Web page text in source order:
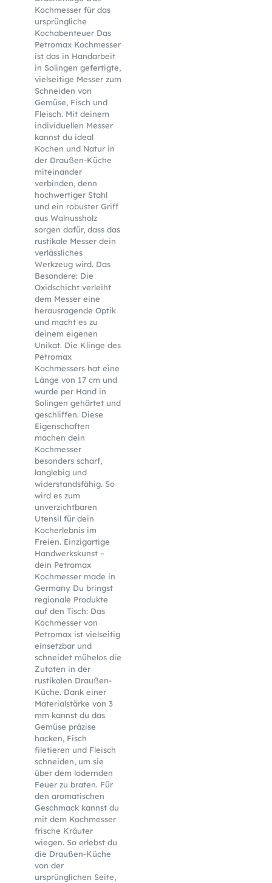
Kochmesser für das
ursprüngliche
Kochabenteuer Das
Petromax Kochmesser
ist das in Handarbeit
in Solingen gefertigte,
vielseitige Messer zum
Schneiden von
Gemüse, Fisch und
Fleisch. Mit deinem
individuellen Messer
kannst du ideal
Kochen und Natur in
der Draußen-Küche
miteinander
verbinden, denn
hochwertiger Stahl
und ein robuster Griff
aus Walnussholz
sorgen dafür, dass das
rustikale Messer dein
verlässliches
Werkzeug wird. Das
Besondere: Die
Oxidschicht verleiht
dem Messer eine
herausragende Optik
und macht es zu
deinem eigenen
Unikat. Die Klinge des
Petromax
Kochmessers hat eine
Länge von 17 cm und
wurde per Hand in
Solingen gehärtet und
geschliffen. Diese
Eigenschaften
machen dein
Kochmesser
besonders scharf,
langlebig und
widerstandsfähig. So
wird es zum
unverzichtbaren
Utensil für dein
Kocherlebnis im
Freien. Einzigartige
Handwerkskunst –
dein Petromax
Kochmesser made in
Germany Du bringst
regionale Produkte
auf den Tisch: Das
Kochmesser von
Petromax ist vielseitig
einsetzbar und
schneidet mühelos die
Zutaten in der
rustikalen Draußen-
Küche. Dank einer
Materialstärke von 3
mm kannst du das
Gemüse präzise
hacken, Fisch
filetieren und Fleisch
schneiden, um sie
über dem lodernden
Feuer zu braten. Für
den aromatischen
Geschmack kannst du
mit dem Kochmesser
frische Kräuter
wiegen. So erlebst du
die Draußen-Küche
von der
ursprünglichen Seite,